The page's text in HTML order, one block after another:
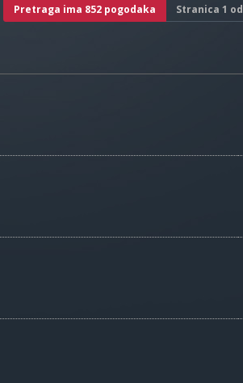
Pretraga ima 852 pogodaka Stranica 1 od